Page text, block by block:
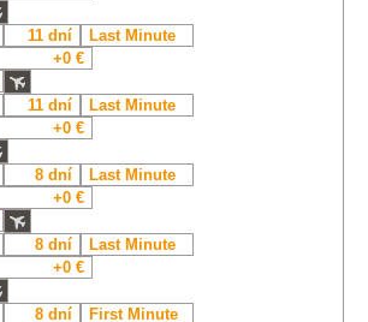
11 dní
Last Minute
+0 €
11 dní
Last Minute
+0 €
8 dní
Last Minute
+0 €
8 dní
Last Minute
+0 €
8 dní
First Minute